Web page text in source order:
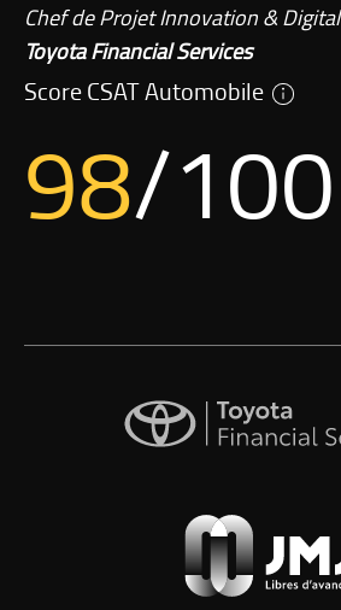
Chef de Projet Innovation & Digital
Toyota Financial Services
Score CSAT Automobile
98/100